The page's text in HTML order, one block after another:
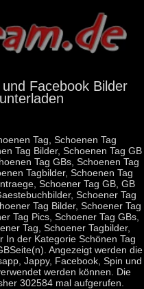
Facebook Bilder
Tag, Schoenen Tag
Tag Bilder, Schoenen Tag GB
Tag GBs, Schoenen Tag
Tagbilder, Schoenen Tag
Schoener Tag GB, GB
Schoener Tag
Tag Bilder, Schoener Tag
Tag Pics, Schoener Tag GBs,
Tag, Schoener Tagbilder,
In der Kategorie Schönen Tag
Angezeigt werden die
Jappy, Facebook, Spin und
werden können. Die
302584 mal aufgerufen.